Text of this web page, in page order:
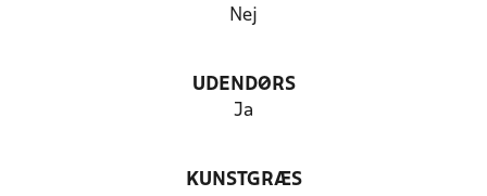
Nej
UDENDØRS
Ja
KUNSTGRÆS